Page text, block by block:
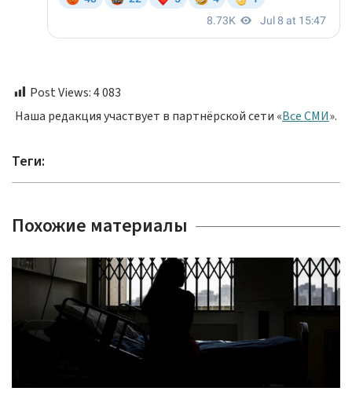
Post Views:4 083
Наша редакция участвует в партнёрской сети «Все СМИ».
Теги:
Похожие материалы